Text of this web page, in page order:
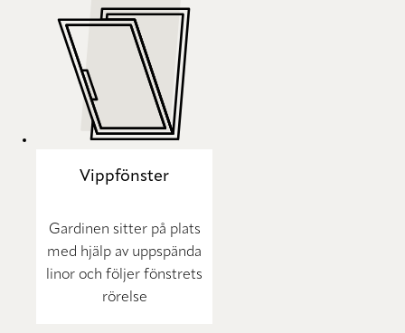
Vippfönster
Gardinen sitter på plats
med hjälp av uppspända
linor och följer fönstrets
rörelse